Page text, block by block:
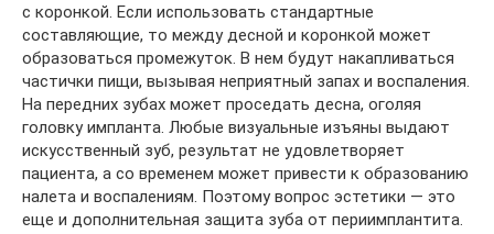
с коронкой. Если использовать стандартные
составляющие, то между десной и коронкой может
образоваться промежуток. В нем будут накапливаться
частички пищи, вызывая неприятный запах и воспаления.
На передних зубах может проседать десна, оголяя
головку импланта. Любые визуальные изъяны выдают
искусственный зуб, результат не удовлетворяет
пациента, а со временем может привести к образованию
налета и воспалениям. Поэтому вопрос эстетики — это
еще и дополнительная защита зуба от периимплантита.